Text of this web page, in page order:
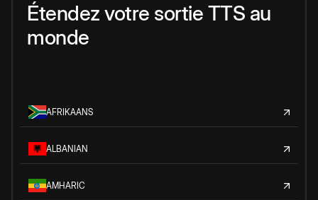
Étendez votre sortie TTS au
monde
AFRIKAANS
ALBANIAN
AMHARIC